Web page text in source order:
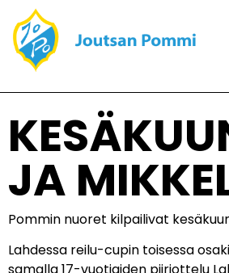
JA
Pommin nuoret kilpailivat
Lahdessa reilu-cupin toisessa